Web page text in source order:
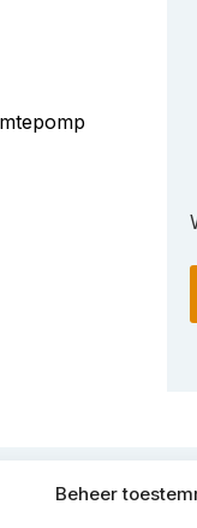
Beheer